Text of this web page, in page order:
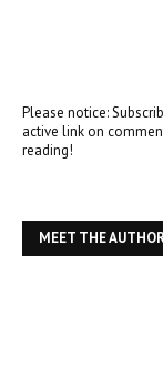
Please notice:
active link on
reading!
MEET THE